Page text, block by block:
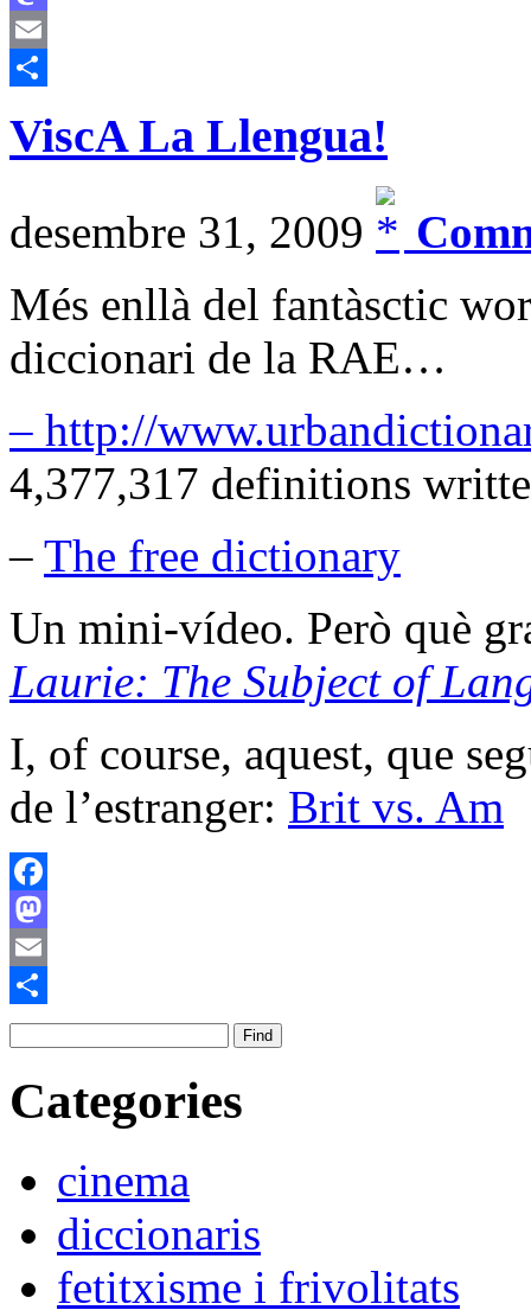
Mastodon
Email
ViscA La Llengua!
desembre 31, 2009
Més enllà del fantàsctic
diccionari de la RAE…
– http://
4,377,317 definitions
– The free dictionary
Un mini-vídeo. Però què
Laurie: The Subject of
I, of course, aquest, que
de l’estranger: Brit vs. Am
Facebook
Mastodon
Email
Comparteix
Categories
cinema
diccionaris
fetitxisme i frivolitats